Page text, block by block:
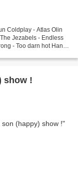
Coldplay - Atlas Olin
Jezabels - Endless
- Too darn hot Hanni
show !